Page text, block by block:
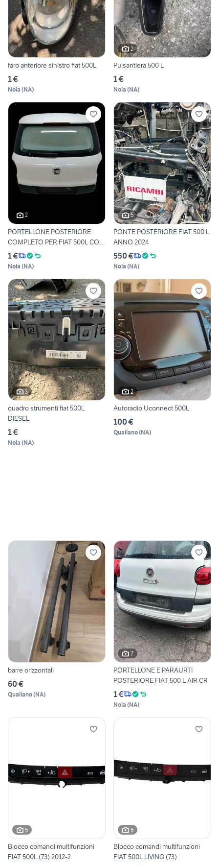
faro anteriore sinistro fiat 500L
1 €
Nola (NA)
2
Pulsantiera 500 L
1 €
Nola (NA)
2
PORTELLONE POSTERIORE
COMPLETO PER FIAT 500L CON
R
1 €
Nola (NA)
5
PONTE POSTERIORE FIAT 500 L
ANNO 2024
550 €
Nola (NA)
3
quadro strumenti fiat 500L
DIESEL
1 €
Nola (NA)
2
Autoradio Uconnect 500L
100 €
Qualiano(NA)
barre orizzontali
60 €
Qualiano(NA)
2
PORTELLONE E PARAURTI
POSTERIORE FIAT 500 L AIR CR
1 €
Nola (NA)
5
Blocco comandi multifunzioni
FIAT 500L (73) 2012-2
5
Blocco comandi multifunzioni
FIAT 500L LIVING (73)